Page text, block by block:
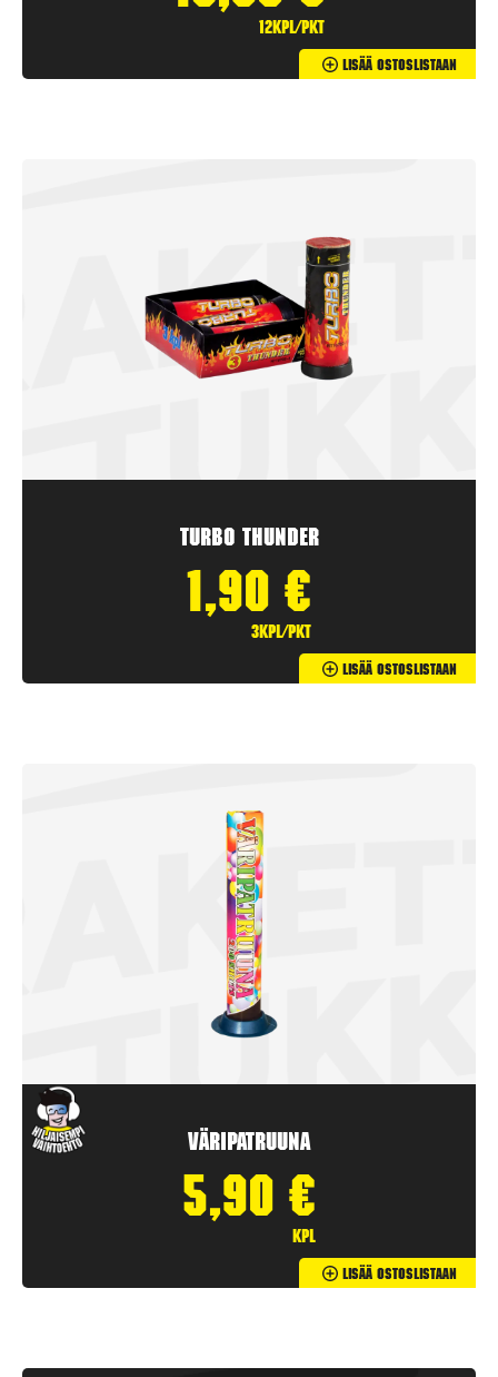
12kpl/pkt
Lisää Ostoslistaan
Turbo Thunder
1,90 €
3kpl/pkt
Lisää Ostoslistaan
Väripatruuna
5,90 €
kpl
Lisää Ostoslistaan